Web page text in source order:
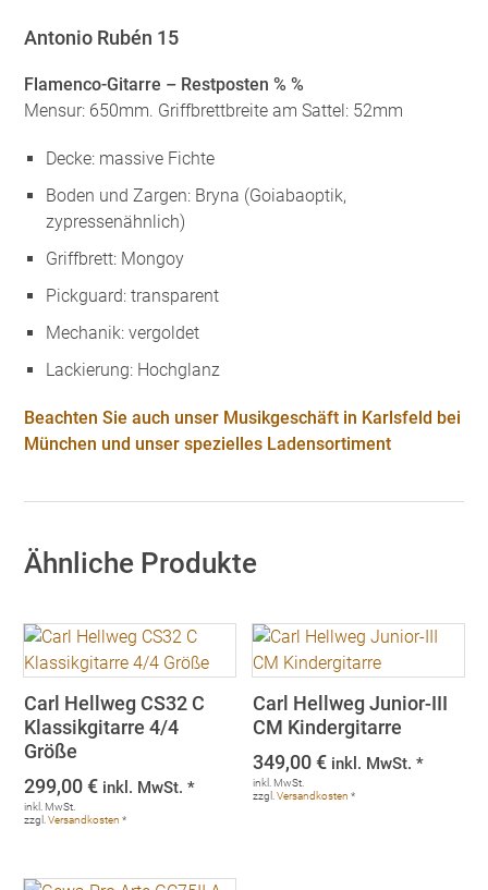
Antonio Rubén 15
Flamenco-Gitarre – Restposten % %
Mensur: 650mm. Griffbrettbreite am Sattel: 52mm
Decke: massive Fichte
Boden und Zargen: Bryna (Goiabaoptik,
zypressenähnlich)
Griffbrett: Mongoy
Pickguard: transparent
Mechanik: vergoldet
Lackierung: Hochglanz
Beachten Sie auch unser Musikgeschäft in Karlsfeld bei
München und unser spezielles Ladensortiment
Ähnliche Produkte
Carl Hellweg CS32 C
Klassikgitarre 4/4
Größe
299,00€ inkl. MwSt. *
inkl. MwSt.
zzgl.Versandkosten *
Carl Hellweg Junior-III
CM Kindergitarre
349,00€ inkl. MwSt. *
inkl. MwSt.
zzgl.Versandkosten *